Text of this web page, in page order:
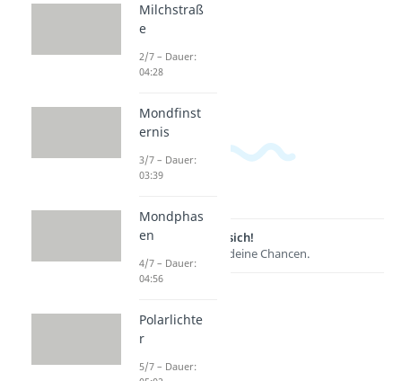
Lernen lohnt sich!
Entdecke hier deine Chancen.
Milchstraß
e
2/7 – Dauer:
04:28
Mondfinst
ernis
3/7 – Dauer:
03:39
Mondphas
en
4/7 – Dauer:
04:56
Polarlichte
r
5/7 – Dauer: